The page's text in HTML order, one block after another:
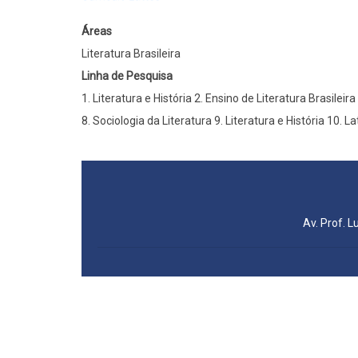
Áreas
Literatura Brasileira
Linha de Pesquisa
1. Literatura e História 2. Ensino de Literatura
8. Sociologia da Literatura 9. Literatura e História 10.
Av. Prof.